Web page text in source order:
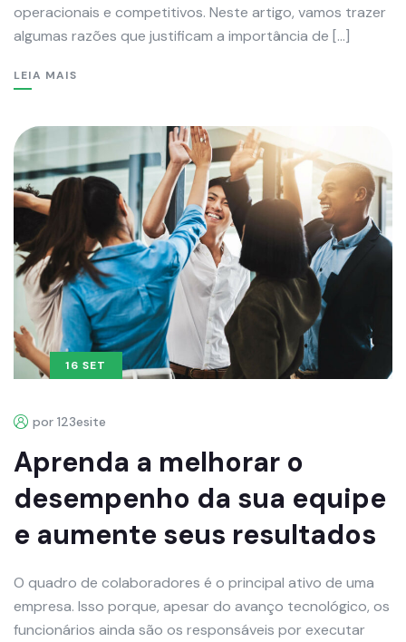
operacionais e competitivos. Neste artigo, vamos trazer
algumas razões que justificam a importância de […]
LEIA MAIS
16 SET
por 123esite
Aprenda a melhorar o
desempenho da sua equipe
e aumente seus resultados
O quadro de colaboradores é o principal ativo de uma
empresa. Isso porque, apesar do avanço tecnológico, os
funcionários ainda são os responsáveis por executar